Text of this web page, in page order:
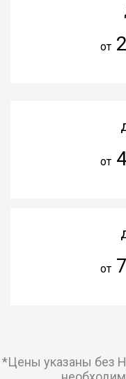
от
от
от
*Цены указаны без